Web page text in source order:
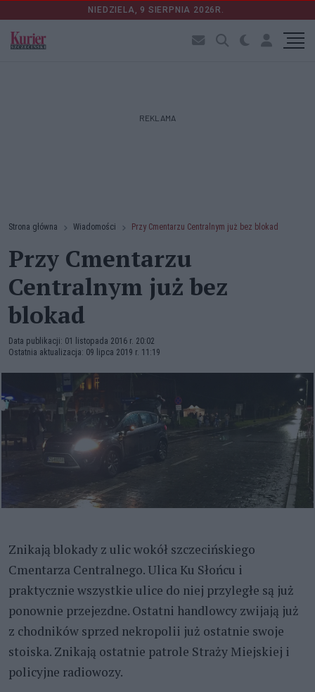
NIEDZIELA, 9 SIERPNIA 2026R.
REKLAMA
Strona główna Wiadomości Przy Cmentarzu Centralnym już bez blokad
Przy Cmentarzu
Centralnym już bez
blokad
Data publikacji: 01 listopada 2016 r. 20:02
Ostatnia aktualizacja: 09 lipca 2019 r. 11:19
Znikają blokady z ulic wokół szczecińskiego
Cmentarza Centralnego. Ulica Ku Słońcu i
praktycznie wszystkie ulice do niej przyległe są już
ponownie przejezdne. Ostatni handlowcy zwijają już
z chodników sprzed nekropolii już ostatnie swoje
stoiska. Znikają ostatnie patrole Straży Miejskiej i
policyjne radiowozy.